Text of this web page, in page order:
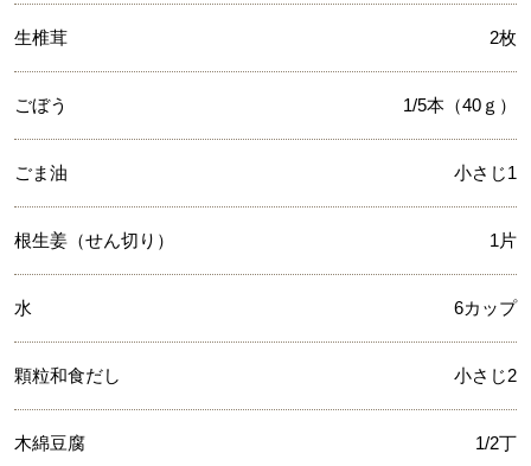
生椎茸 2枚
ごぼう 1/5本（40ｇ）
ごま油 小さじ1
根生姜（せん切り） 1片
水 6カップ
顆粒和食だし 小さじ2
木綿豆腐 1/2丁